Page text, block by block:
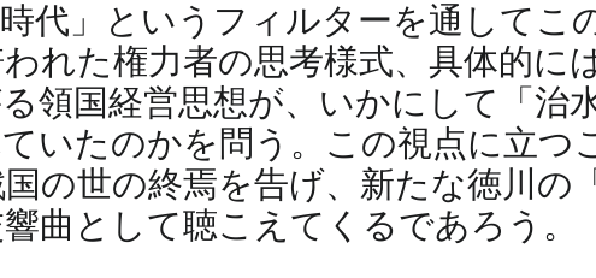
代」というフィルターを通してこ
れた権力者の思考様式、具体的に
領国経営思想が、いかにして「治
いたのかを問う。この視点に立つ
の世の終焉を告げ、新たな徳川の
曲として聴こえてくるであろう。